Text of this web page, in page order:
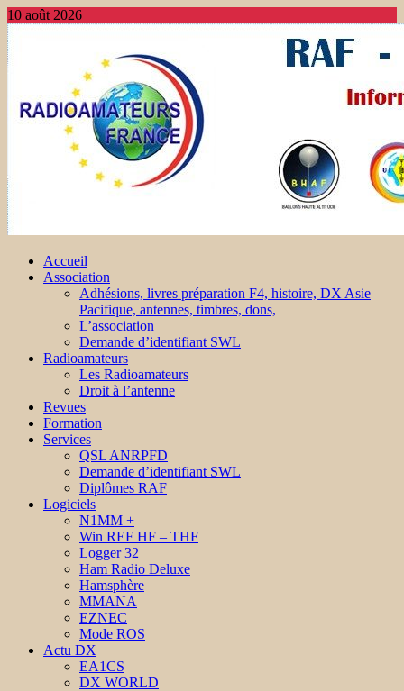
10 août 2026
Accueil
Association
Adhésions, livres préparation F4, histoire, DX Asie
Pacifique, antennes, timbres, dons,
L’association
Demande d’identifiant SWL
Radioamateurs
Les Radioamateurs
Droit à l’antenne
Revues
Formation
Services
QSL ANRPFD
Demande d’identifiant SWL
Diplômes RAF
Logiciels
N1MM +
Win REF HF – THF
Logger 32
Ham Radio Deluxe
Hamsphère
MMANA
EZNEC
Mode ROS
Actu DX
EA1CS
DX WORLD